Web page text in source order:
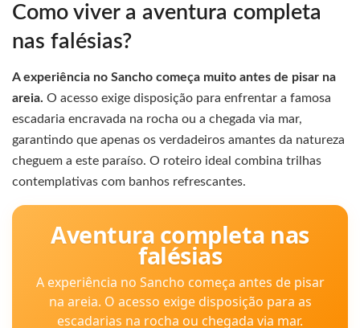
Como viver a aventura completa
nas falésias?
A experiência no Sancho começa muito antes de pisar na
areia. O acesso exige disposição para enfrentar a famosa
escadaria encravada na rocha ou a chegada via mar,
garantindo que apenas os verdadeiros amantes da natureza
cheguem a este paraíso. O roteiro ideal combina trilhas
contemplativas com banhos refrescantes.
Aventura completa nas
falésias
A experiência no Sancho começa antes de pisar
na areia. O acesso exige disposição para as
escadarias na rocha ou chegada via mar.